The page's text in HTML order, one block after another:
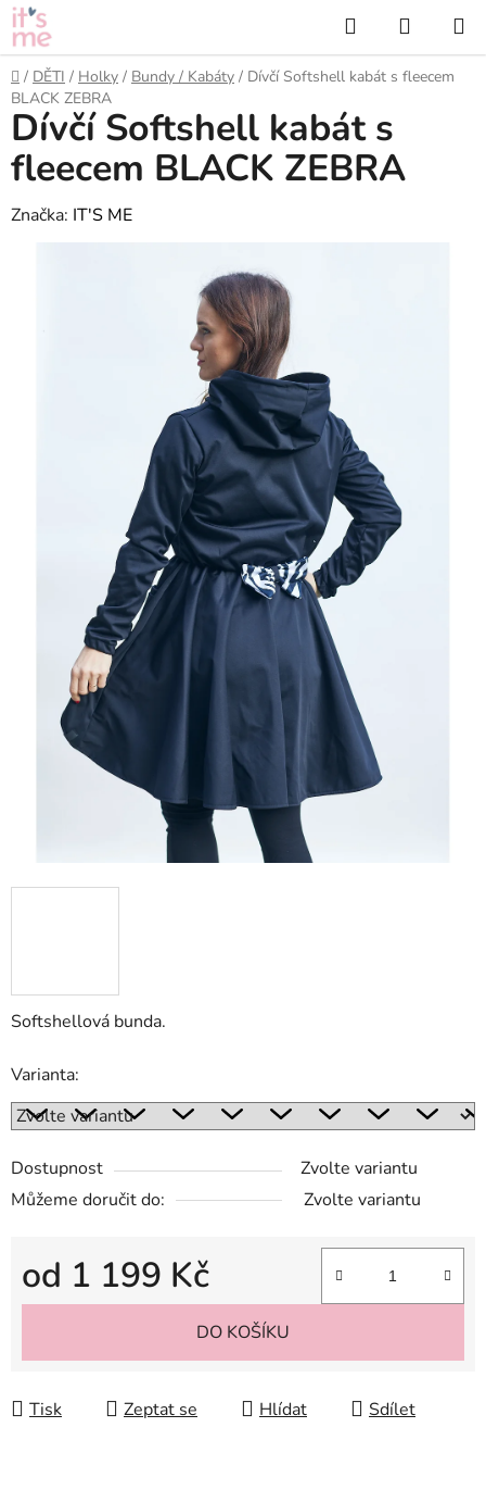
Přejít
na
obsah
Hledat
KOŠÍK
Domů
/ DĚTI / Holky / Bundy / Kabáty / Dívčí Softshell kabát s fleecem
BLACK ZEBRA
Softshellová bunda.
Varianta:
Dostupnost
Zvolte variantu
Můžeme doručit do:
Zvolte variantu
od 1 199 Kč
Měrná cena:
DO KOŠÍKU
Tisk Zeptat se Hlídat Sdílet
Dívčí Softshell kabát s
fleecem BLACK ZEBRA
Značka: IT'S ME